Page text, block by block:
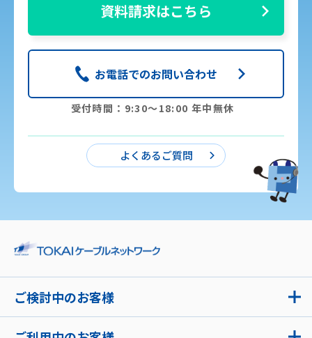
資料請求はこちら
お電話でのお問い合わせ
受付時間：9:30〜18:00 年中無休
よくあるご質問
ご検討中のお客様